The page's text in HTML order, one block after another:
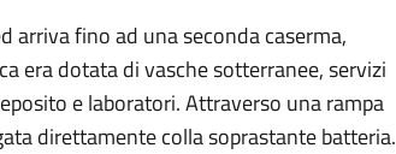
arriva fino ad una seconda caserma,
era dotata di vasche sotterranee, servizi
e laboratori. Attraverso una rampa
direttamente colla soprastante batteria.